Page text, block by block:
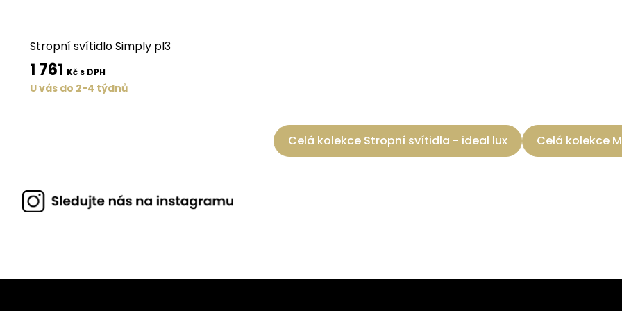
Stropní svítidlo Simply pl3
1 761 Kč s DPH
U vás do 2-4 týdnů
Celá kolekce Stropní svítidla - ideal lux Celá kolekce